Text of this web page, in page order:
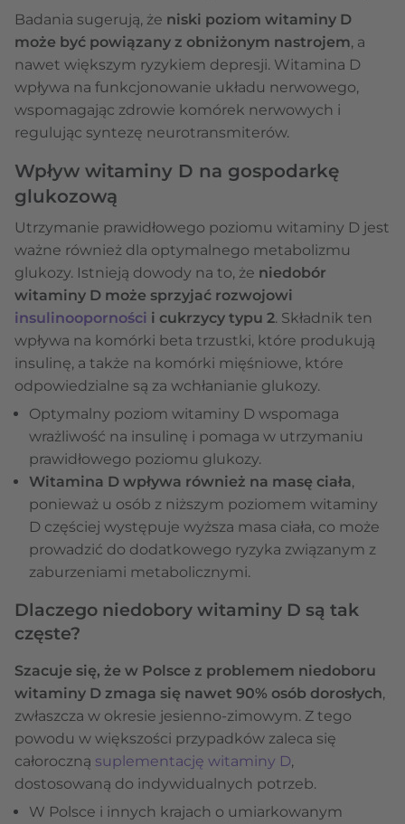
Badania sugerują, że niski poziom witaminy D
może być powiązany z obniżonym nastrojem, a
nawet większym ryzykiem depresji. Witamina D
wpływa na funkcjonowanie układu nerwowego,
wspomagając zdrowie komórek nerwowych i
regulując syntezę neurotransmiterów.
Wpływ witaminy D na gospodarkę
glukozową
Utrzymanie prawidłowego poziomu witaminy D jest
ważne również dla optymalnego metabolizmu
glukozy. Istnieją dowody na to, że niedobór
witaminy D może sprzyjać rozwojowi
insulinooporności i cukrzycy typu 2. Składnik ten
wpływa na komórki beta trzustki, które produkują
insulinę, a także na komórki mięśniowe, które
odpowiedzialne są za wchłanianie glukozy.
Optymalny poziom witaminy D wspomaga
wrażliwość na insulinę i pomaga w utrzymaniu
prawidłowego poziomu glukozy.
Witamina D wpływa również na masę ciała,
ponieważ u osób z niższym poziomem witaminy
D częściej występuje wyższa masa ciała, co może
prowadzić do dodatkowego ryzyka związanym z
zaburzeniami metabolicznymi.
Dlaczego niedobory witaminy D są tak
częste?
Szacuje się, że w Polsce z problemem niedoboru
witaminy D zmaga się nawet 90% osób dorosłych,
zwłaszcza w okresie jesienno-zimowym. Z tego
powodu w większości przypadków zaleca się
całoroczną suplementację witaminy D,
dostosowaną do indywidualnych potrzeb.
W Polsce i innych krajach o umiarkowanym